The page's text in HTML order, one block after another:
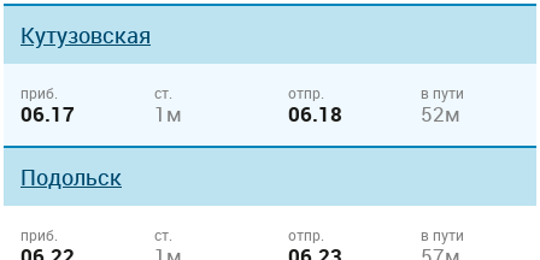
Кутузовская
приб.
06.17
ст.
1м
отпр.
06.18
в пути
52м
Подольск
приб. ст. отпр. в пути